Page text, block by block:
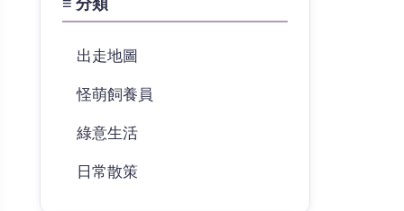
出走地圖
怪萌飼養員
綠意生活
日常散策